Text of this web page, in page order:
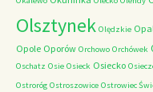
Olsztynek Olędzkie
Opole Oporów Orchowo Orchówek
Oschatz Osie Osieck Osiecko
Ostroróg Ostroszowice Ostrowiec